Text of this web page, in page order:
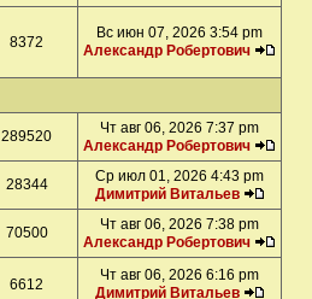
8372
Вс июн 07, 2026 3:54 pm
Александр Робертович
289520
Чт авг 06, 2026 7:37 pm
Александр Робертович
28344
Ср июл 01, 2026 4:43 pm
Димитрий Витальев
70500
Чт авг 06, 2026 7:38 pm
Александр Робертович
6612
Чт авг 06, 2026 6:16 pm
Димитрий Витальев